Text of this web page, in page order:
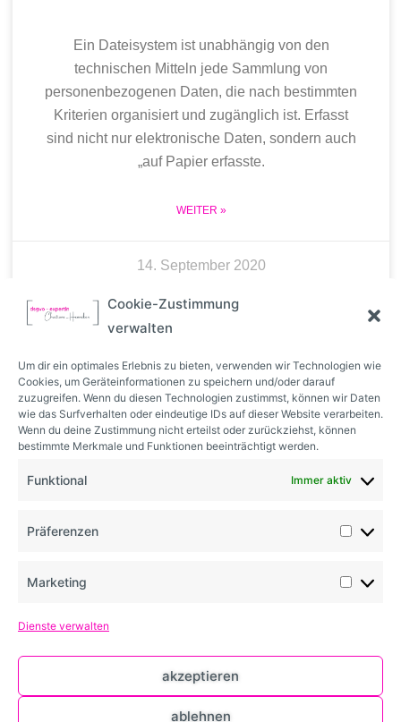
Cookie-Zustimmung
verwalten
Um dir ein optimales Erlebnis zu bieten, verwenden wir Technologien wie
Cookies, um Geräteinformationen zu speichern und/oder darauf
zuzugreifen. Wenn du diesen Technologien zustimmst, können wir Daten
wie das Surfverhalten oder eindeutige IDs auf dieser Website verarbeiten.
Wenn du deine Zustimmung nicht erteilst oder zurückziehst, können
bestimmte Merkmale und Funktionen beeinträchtigt werden.
Funktional Immer aktiv
Präferenzen
Marketing
Dienste verwalten
akzeptieren
ablehnen
Ein Dateisystem ist unabhängig von den
technischen Mitteln jede Sammlung von
personenbezogenen Daten, die nach bestimmten
Kriterien organisiert und zugänglich ist. Erfasst
sind nicht nur elektronische Daten, sondern auch
„auf Papier erfasste.
WEITER »
14. September 2020